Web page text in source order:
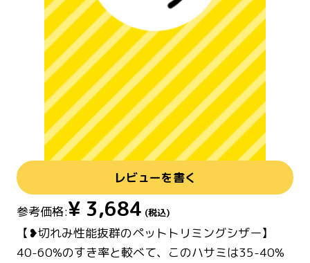
レビューを書く
参考価格:¥ 3,684 (税込)
【❥切れみ性能抜群のペットトリミングシザー】
40-60%のすき率と較べて、このハサミは35-40%